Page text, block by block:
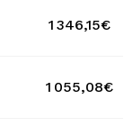
1 346,15€
1 055,08€